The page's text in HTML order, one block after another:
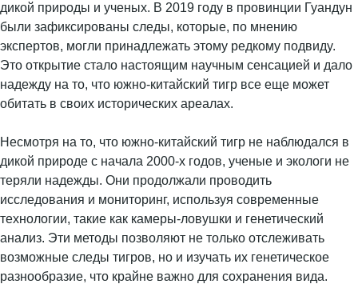
дикой природы и ученых. В 2019 году в провинции Гуандун
были зафиксированы следы, которые, по мнению
экспертов, могли принадлежать этому редкому подвидy.
Это открытие стало настоящим научным сенсацией и дало
надежду на то, что южно-китайский тигр все еще может
обитать в своих исторических ареалах.
Несмотря на то, что южно-китайский тигр не наблюдался в
дикой природе с начала 2000-х годов, ученые и экологи не
теряли надежды. Они продолжали проводить
исследования и мониторинг, используя современные
технологии, такие как камеры-ловушки и генетический
анализ. Эти методы позволяют не только отслеживать
возможные следы тигров, но и изучать их генетическое
разнообразие, что крайне важно для сохранения вида.